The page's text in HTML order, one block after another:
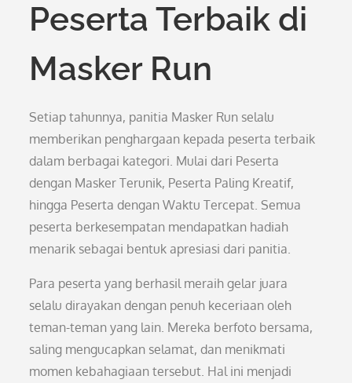
Peserta Terbaik di
Masker Run
Setiap tahunnya, panitia Masker Run selalu
memberikan penghargaan kepada peserta terbaik
dalam berbagai kategori. Mulai dari Peserta
dengan Masker Terunik, Peserta Paling Kreatif,
hingga Peserta dengan Waktu Tercepat. Semua
peserta berkesempatan mendapatkan hadiah
menarik sebagai bentuk apresiasi dari panitia.
Para peserta yang berhasil meraih gelar juara
selalu dirayakan dengan penuh keceriaan oleh
teman-teman yang lain. Mereka berfoto bersama,
saling mengucapkan selamat, dan menikmati
momen kebahagiaan tersebut. Hal ini menjadi